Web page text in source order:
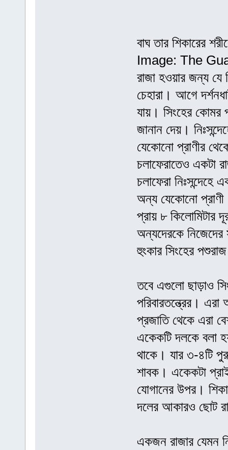
বাঘ তার শিকারের
Image: The
রাজা হওয়ার জন্য যে
চেহারা। আগে
যায়। সিংহের কোমর
জানান দেয়।
যেকোনো প্রাণীর
চলাফেরাতেও একটা
চলাফেরা নিঃসন্দেহে
অন্য যেকোনো প্রাণী
প্রায় ৮ কিলোমিটার
অন্যদেরকে নিজেদের
হুংকার সিংহের
তবে এগুলো ছাড়াও
পরিবারতন্ত্রের।
প্রজাতি থেকে এরা
একেকটি দলকে বলা
থাকে। যার ৩-৪টি
শাবক। একেকটা
যোগানের উপর।
দলের আকারও ছোট
একজন রাজার যেমন